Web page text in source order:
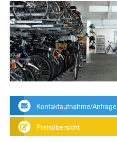
Kontaktaufnahme/Anfrage
Preisübersicht